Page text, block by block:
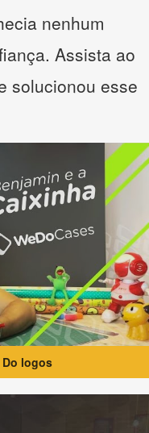
nenhum
Assista ao
solucionou esse
Do logos